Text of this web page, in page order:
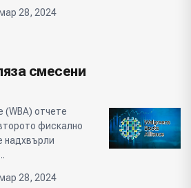
28, 2024
смесени
(WBA) отчете
фискално
надхвърли
28, 2024